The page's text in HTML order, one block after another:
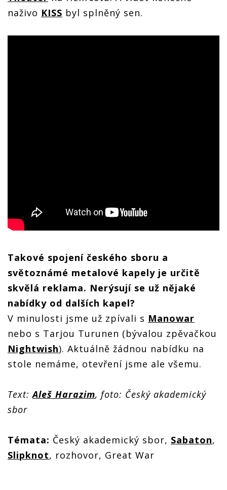
naživo KISS byl splněný sen.
Takové spojení českého sboru a
světoznámé metalové kapely je určitě
skvělá reklama. Nerýsují se už nějaké
nabídky od dalších kapel?
V minulosti jsme už zpívali s Manowar
nebo s Tarjou Turunen (bývalou zpěvačkou
Nightwish). Aktuálně žádnou nabídku na
stole nemáme, otevření jsme ale všemu.
Text:Aleš Harazim, foto: Český akademický
sbor
Témata: Český akademický sbor, Sabaton,
Slipknot, rozhovor, Great War